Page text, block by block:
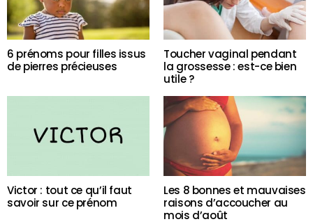
6 prénoms pour filles issus
de pierres précieuses
Toucher vaginal pendant
la grossesse : est-ce bien
utile ?
Victor : tout ce qu’il faut
savoir sur ce prénom
Les 8 bonnes et mauvaises
raisons d’accoucher au
mois d’août